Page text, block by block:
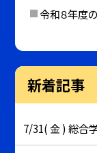
令和８年度
新着記事
7/31( 金 ) 総合